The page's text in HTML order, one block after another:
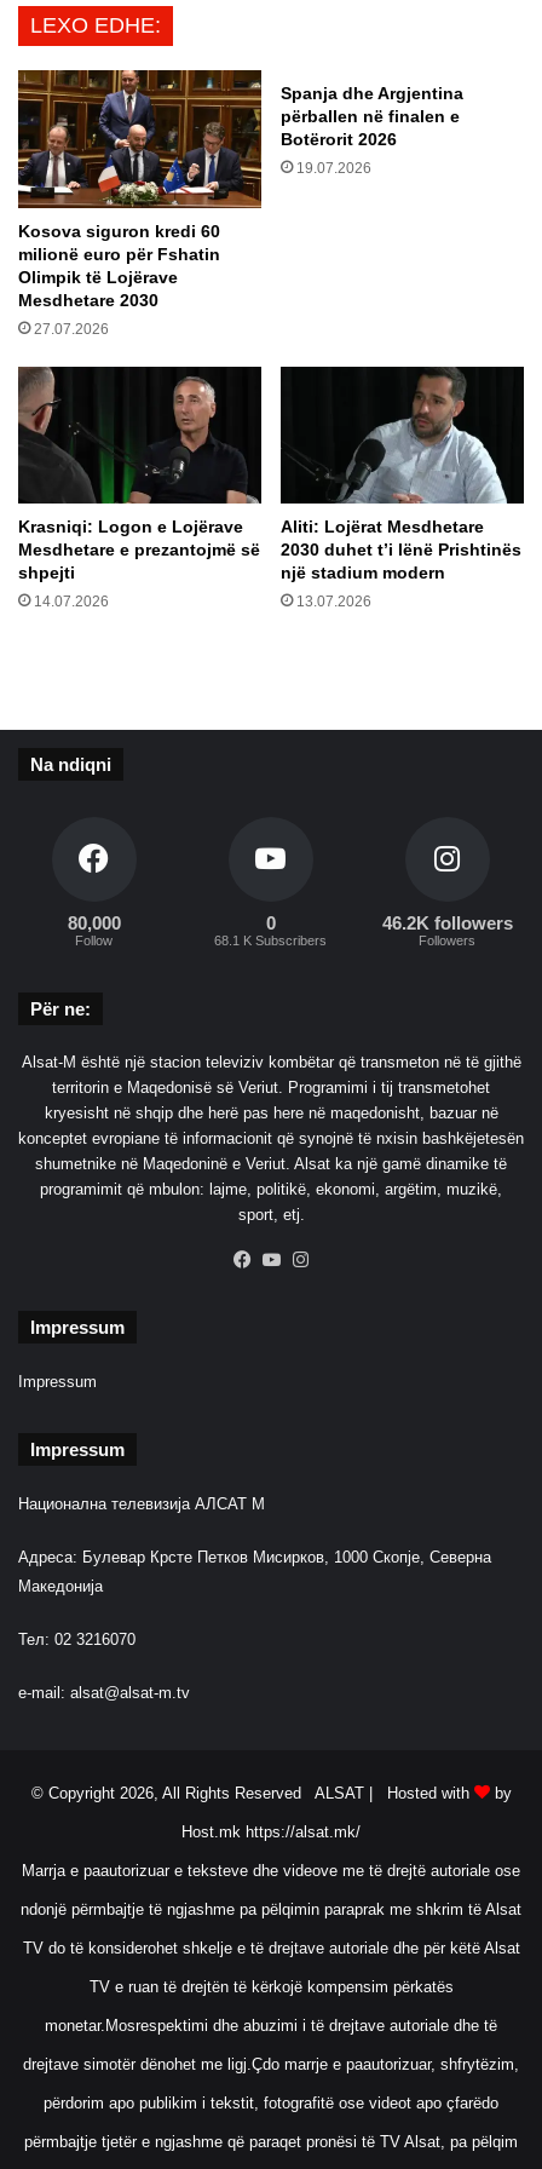
o
e
t
ë
n
u
s
h
t
a
r
i
u
k
a
r
m
b
r
u
t
a
l
e
n
ë
i
s
e
e
LEXO EDHE:
Kosova siguron kredi 60
milionë euro për Fshatin
Olimpik të Lojërave
Mesdhetare 2030
27.07.2026
Spanja dhe Argjentina
përballen në finalen e
Botërorit 2026
19.07.2026
Krasniqi: Logon e Lojërave
Mesdhetare e prezantojmë së
shpejti
14.07.2026
​Aliti: Lojërat Mesdhetare
2030 duhet t’i lënë Prishtinës
një stadium modern
13.07.2026
Na ndiqni
80,000
Follow
0
68.1 K Subscribers
46.2K followers
Followers
Për ne:
Alsat-M është një stacion televiziv kombëtar që transmeton në të gjithë
territorin e Maqedonisë së Veriut. Programimi i tij transmetohet
kryesisht në shqip dhe herë pas here në maqedonisht, bazuar në
konceptet evropiane të informacionit që synojnë të nxisin bashkëjetesën
shumetnike në Maqedoninë e Veriut. Alsat ka një gamë dinamike të
programimit që mbulon: lajme, politikë, ekonomi, argëtim, muzikë,
sport, etj.
Facebook
YouTube
Impressum
Impressum
Impressum
Национална телевизија АЛСАТ М
Адреса: Булевар Крсте Петков Мисирков, 1000 Скопје, Северна
Македонија
Тел: 02 3216070
e-mail: alsat@alsat-m.tv
© Copyright 2026, All Rights Reserved ALSAT | Hosted with by
Host.mk https://alsat.mk/
Marrja e paautorizuar e teksteve dhe videove me të drejtë autoriale ose
ndonjë përmbajtje të ngjashme pa pëlqimin paraprak me shkrim të Alsat
TV do të konsiderohet shkelje e të drejtave autoriale dhe për këtë Alsat
TV e ruan të drejtën të kërkojë kompensim përkatës
monetar.Mosrespektimi dhe abuzimi i të drejtave autoriale dhe të
drejtave simotër dënohet me ligj.Çdo marrje e paautorizuar, shfrytëzim,
përdorim apo publikim i tekstit, fotografitë ose videot apo çfarëdo
përmbajtje tjetër e ngjashme që paraqet pronësi të TV Alsat, pa pëlqim